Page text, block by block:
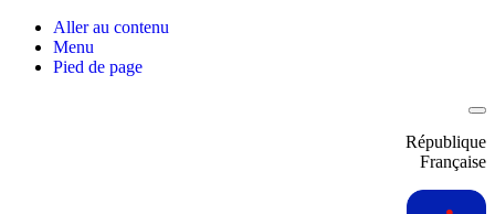
Aller au contenu
Menu
Pied de page
République
Française